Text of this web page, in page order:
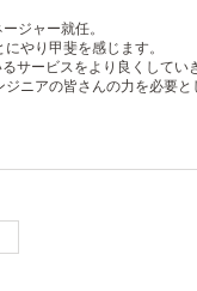
ジャー就任。
やり甲斐を感じます。
サービスをより良くして
ニアの皆さんの力を必要